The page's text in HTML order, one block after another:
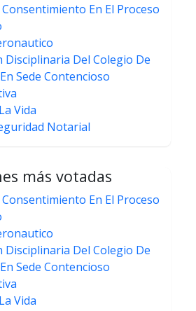
Consentimiento En El Proceso
Disciplinaria Del Colegio De
Sede Contencioso
Vida
Notarial
más votadas
Consentimiento En El Proceso
Disciplinaria Del Colegio De
Sede Contencioso
Vida